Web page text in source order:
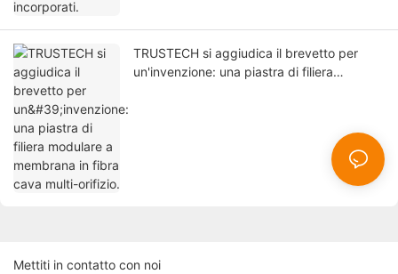
TRUSTECH si aggiudica il brevetto per
un'invenzione: una piastra di filiera
Mettiti in contatto con noi